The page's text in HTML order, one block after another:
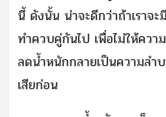
นี้ ดังนั้น น่าจะดีกว่าถ้าเราจ
ทำควบคู่กันไป เพื่อไม่ให้ควา
ลดน้ำหนักกลายเป็นความลำ
เสียก่อน